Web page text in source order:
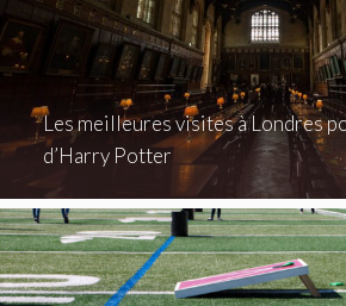
Les meilleures visites à Londres
d’Harry Potter